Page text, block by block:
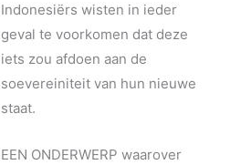
Indonesiërs wisten in ieder
geval te voorkomen dat deze
iets zou afdoen aan de
soevereiniteit van hun nieuwe
staat.
EEN ONDERWERP waarover